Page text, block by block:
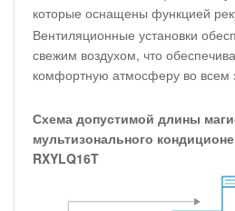
которые оснащены функцией
Вентиляционные установки
свежим воздухом, что
комфортную атмосферу во всем
Схема допустимой длины
мультизонального
RXYLQ16T